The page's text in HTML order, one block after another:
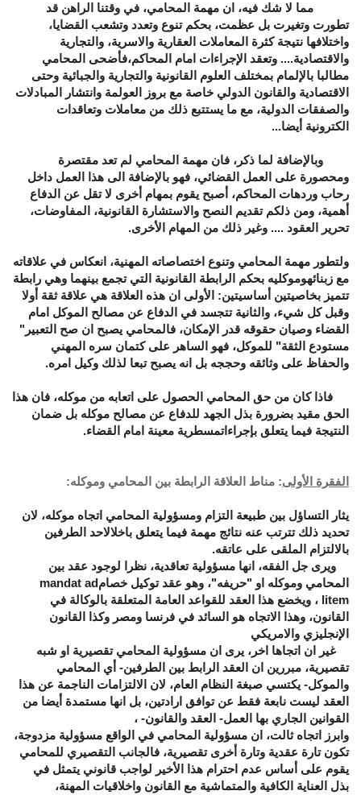
مما لا شك فيه، ان مهمة المحامي، في وقتنا الراهن قد
تطورت وتغيرت بل عظمت، بحكم تنوع وتعدد وتشعب القضايا،
واختلافها نتيجة كثرة المعاملات العقارية والاسرية، والتجارية
والاقتصادية.... وتعقد الإجراءات امام المحاكم،فأضحى المحامي
مطالبا بالإلمام بمختلف العلوم القانونية والتجارية والجبائية وحتى
الاقتصادية والقانون الدولي خاصة مع بروز العولمة وانتشار المبادلات
والصفقات الدولية، مع ما يستتبع ذلك من معاملات وتعاقدات
الكترونية أيضا...
وبالإضافة لما ذكر، فان مهمة المحامي لم تعد مقتصرة
ومحصورة على العمل القضائي، فهو بالإضافة الى هذا العمل داخل
رحاب وردهات المحاكم، أصبح يقوم بمهام أخرى لا تقل عن الدفاع
أهمية، ومن ذلكم تقديم النصح والاستشارة القانونية، المفاوضات،
تحرير العقود .... وغير ذلك من المهام الأخرى.
ولتطور مهمة المحامي وتنوع اختصاصاته المهنية، انعكاس في علاقاته
مع زبنائهوموكليه بحكم الرابطة القانونية التي تجمع بينهما وهي رابطة
تتميز بخاصيتين أساسيتين: الأولى ان هذه العلاقة هي علاقة ثقة أولا
وقبل كل شيء، والثانية تتجسد في الدفاع عن مصالح الموكل امام
القضاء وصيان حقوقه قدر الإمكان، فالمحامي يصبح ان صح التعبير"
مستودع الثقة" للموكل، فهو الساهر على كتمان سره المهني
والحفاظ على وثائقه وحججه بل انه يصبح تبعا لذلك وكيل امره.
فاذا كان من حق المحامي الحصول على اتعابه من موكله، فان هذا
الحق مقيد بضرورة بذل الجهد للدفاع عن مصالح موكله بل ضمان
النتيجة فيما يتعلق بإجراءاتمسطرية معينة امام القضاء.
الفقرة الأولى: مناط العلاقة الرابطة بين المحامي وموكله:
يثار التساؤل بين طبيعة التزام ومسؤولية المحامي اتجاه موكله، لان
تحديد ذلك تترتب عنه نتائج مهمة فيما يتعلق باخلالاحد الطرفين
بالالتزام الملقى على عاتقه.
ويرى جل الفقه، انها مسؤولية تعاقدية، نظرا لوجود عقد بين
المحامي وموكله او "حريفه"، وهو عقد توكيل خصامmandat ad
litem ، ويخضع هذا العقد للقواعد العامة المتعلقة بالوكالة في
القانون، وهذا الاتجاه هو السائد في فرنسا ومصر وكذا القانون
الإنجليزي والامريكي
غير ان اتجاها اخر، يرى ان مسؤولية المحامي تقصيرية او شبه
تقصيرية، مبررين ان العقد الرابط بين الطرفين- أي المحامي
والموكل- يكتسي صبغة النظام العام، لان الالتزامات الناجمة عن هذا
العقد ليست نابعة فقط عن توافق ارادتين، بل انها مستمدة أيضا من
القوانين الجاري بها العمل- العقد والقانون- ،
وابرز اتجاه ثالت، ان مسؤولية المحامي في الواقع مسؤولية مزدوجة،
تكون تارة عقدية وتارة أخرى تقصيرية، فالجانب التقصيري للمحامي
يقوم على أساس عدم احترام هذا الأخير لواجب قانوني يتمثل في
بذل العناية الكافية والمتماشية مع القانون واخلاقيات المهنة،